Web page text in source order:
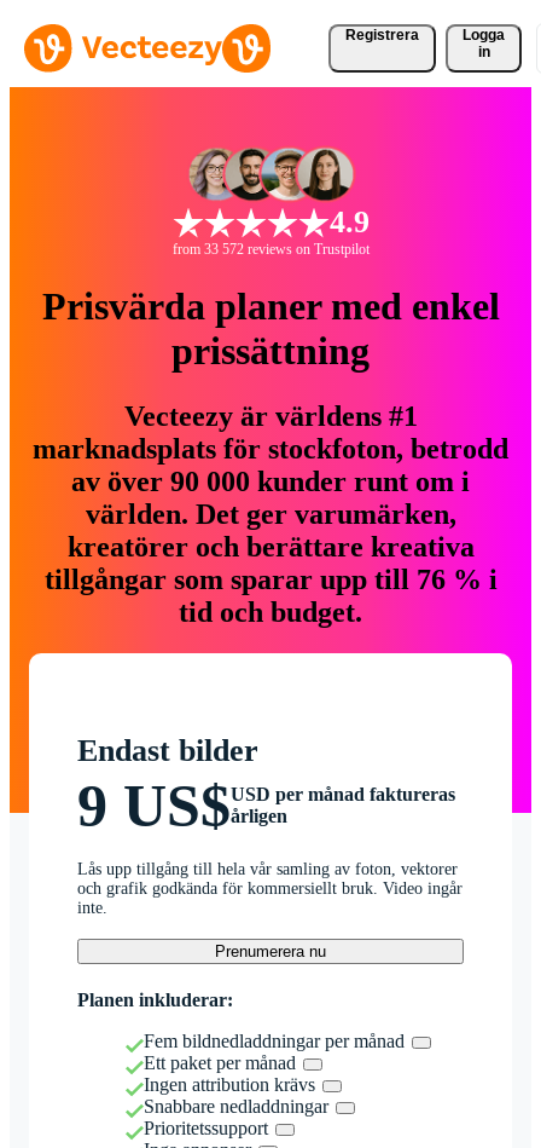
Registrera
Logga
in
4.9
from 33 572 reviews on Trustpilot
Prisvärda planer med enkel
prissättning
Vecteezy är världens #1
marknadsplats för stockfoton, betrodd
av över 90 000 kunder runt om i
världen. Det ger varumärken,
kreatörer och berättare kreativa
tillgångar som sparar upp till 76 % i
tid och budget.
Endast bilder
9 US$USD per månad faktureras
årligen
Lås upp tillgång till hela vår samling av foton, vektorer
och grafik godkända för kommersiellt bruk. Video ingår
inte.
Prenumerera nu
Planen inkluderar:
Fem bildnedladdningar per månad
Ett paket per månad
Ingen attribution krävs
Snabbare nedladdningar
Prioritetssupport